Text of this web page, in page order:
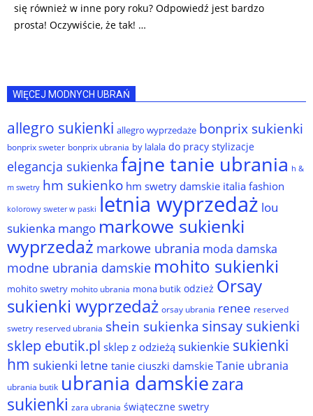
się również w inne pory roku? Odpowiedź jest bardzo
prosta! Oczywiście, że tak! …
WIĘCEJ MODNYCH UBRAŃ
allegro sukienki allegro wyprzedaże bonprix sukienki
bonprix sweter bonprix ubrania by lalala do pracy stylizacje
elegancja sukienka fajne tanie ubrania h &
m swetry hm sukienko hm swetry damskie italia fashion
kolorowy sweter w paski letnia wyprzedaż lou
sukienka mango markowe sukienki
wyprzedaż markowe ubrania moda damska
modne ubrania damskie mohito sukienki
mohito swetry mohito ubrania mona butik odzież Orsay
sukienki wyprzedaż orsay ubrania renee reserved
swetry reserved ubrania shein sukienka sinsay sukienki
sklep ebutik.pl sklep z odzieżą sukienkie sukienki
hm sukienki letne tanie ciuszki damskie Tanie ubrania
ubrania butik ubrania damskiezara
sukienki zara ubrania świąteczne swetry